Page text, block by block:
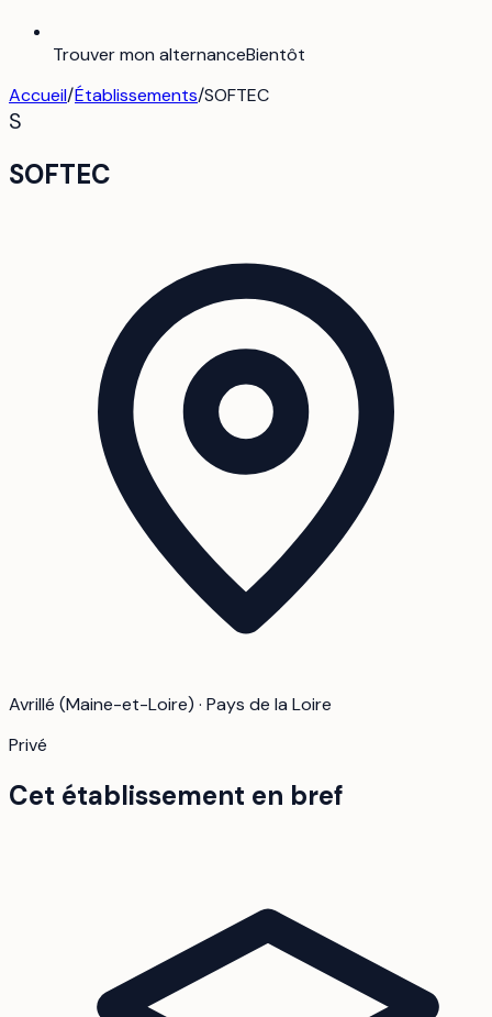
Trouver mon alternanceBientôt
Accueil/Établissements/SOFTEC
S
SOFTEC
Avrillé (Maine-et-Loire) · Pays de la Loire
Privé
Cet établissement en bref